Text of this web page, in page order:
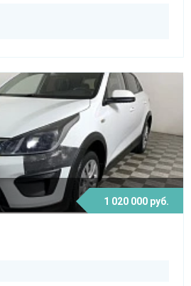
1 020 000 руб.